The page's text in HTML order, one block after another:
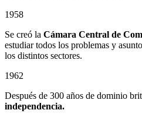
1958
Se creó la Cámara Central de
estudiar todos los problemas y
los distintos sectores.
1962
Después de 300 años de dominio
independencia.